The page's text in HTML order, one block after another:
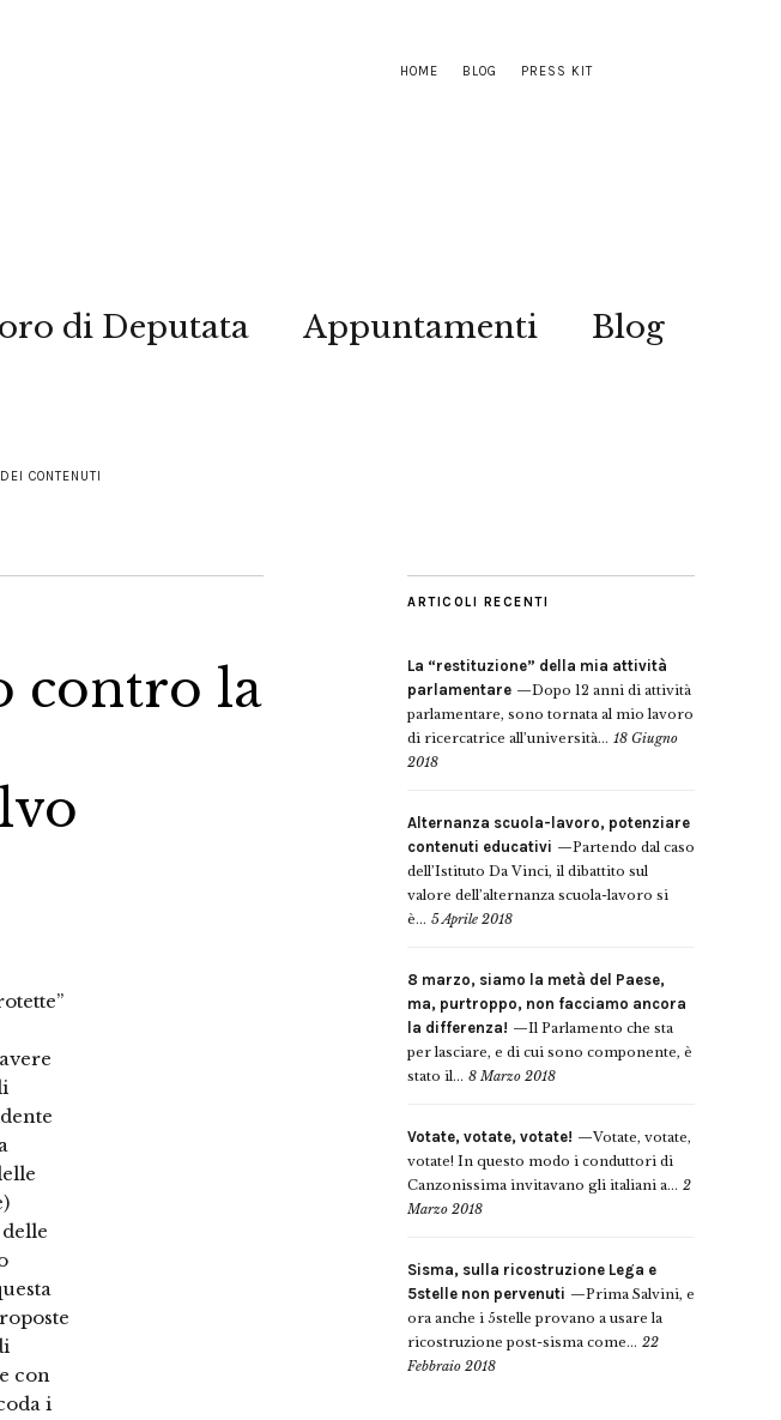
HOME BLOG PRESS KIT
di Deputata Appuntamenti Blog
CONTENUTI
contro la
con
i
ARTICOLI RECENTI
La “restituzione” della mia attività
parlamentare
Dopo 12 anni di attività
parlamentare, sono tornata al mio lavoro
di ricercatrice all’università... 18 Giugno
2018
Alternanza scuola-lavoro, potenziare
contenuti educativi
Partendo dal caso
dell’Istituto Da Vinci, il dibattito sul
valore dell’alternanza scuola-lavoro si
è... 5 Aprile 2018
8 marzo, siamo la metà del Paese,
ma, purtroppo, non facciamo ancora
la differenza!
Il Parlamento che sta
per lasciare, e di cui sono componente, è
stato il... 8 Marzo 2018
Votate, votate, votate!
Votate, votate,
votate! In questo modo i conduttori di
Canzonissima invitavano gli italiani a... 2
Marzo 2018
Sisma, sulla ricostruzione Lega e
5stelle non pervenuti
Prima Salvini, e
ora anche i 5stelle provano a usare la
ricostruzione post-sisma come... 22
Febbraio 2018